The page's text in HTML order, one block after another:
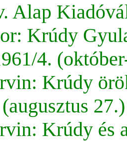
Alap
Krúdy
4.
Krúdy
Krúdy és